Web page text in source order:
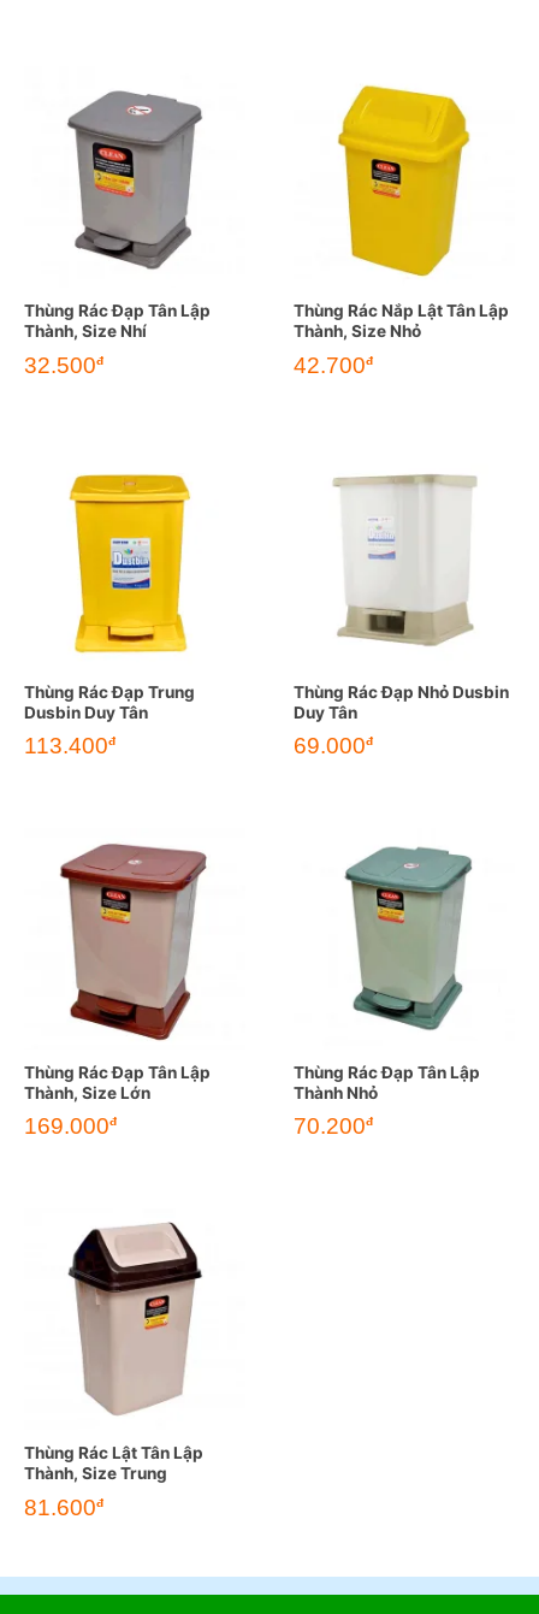
Thùng Rác Đạp Tân Lập
Thành, Size Nhí
32.500đ
Thùng Rác Nắp Lật Tân Lập
Thành, Size Nhỏ
42.700đ
Thùng Rác Đạp Trung
Dusbin Duy Tân
113.400đ
Thùng Rác Đạp Nhỏ Dusbin
Duy Tân
69.000đ
Thùng Rác Đạp Tân Lập
Thành, Size Lớn
169.000đ
Thùng Rác Đạp Tân Lập
Thành Nhỏ
70.200đ
Thùng Rác Lật Tân Lập
Thành, Size Trung
81.600đ